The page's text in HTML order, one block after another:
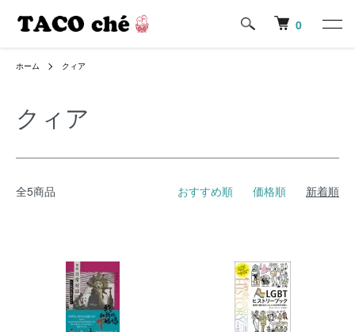
0
ホーム クィア
クィア
全5商品 おすすめ順 価格順 新着順